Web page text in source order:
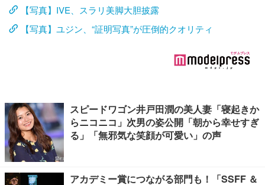
【写真】IVE、スラリ美脚大胆披露
【写真】ユジン、“証明写真”が圧倒的クオリティ
スピードワゴン井戸田潤の美人妻「寝起きか
らニコニコ」次男の姿公開「朝から幸せすぎ
る」「無邪気な笑顔が可愛い」の声
アカデミー賞につながる部門も！「SSFF ＆